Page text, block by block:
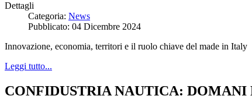
Dettagli
Categoria: News
Pubblicato: 04 Dicembre 2024
Innovazione, economia, territori e il ruolo chiave del made in Italy
Leggi tutto...
CONFIDUSTRIA NAUTICA: